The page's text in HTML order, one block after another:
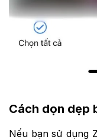
Cách dọn dẹp
Nếu bạn sử dụng